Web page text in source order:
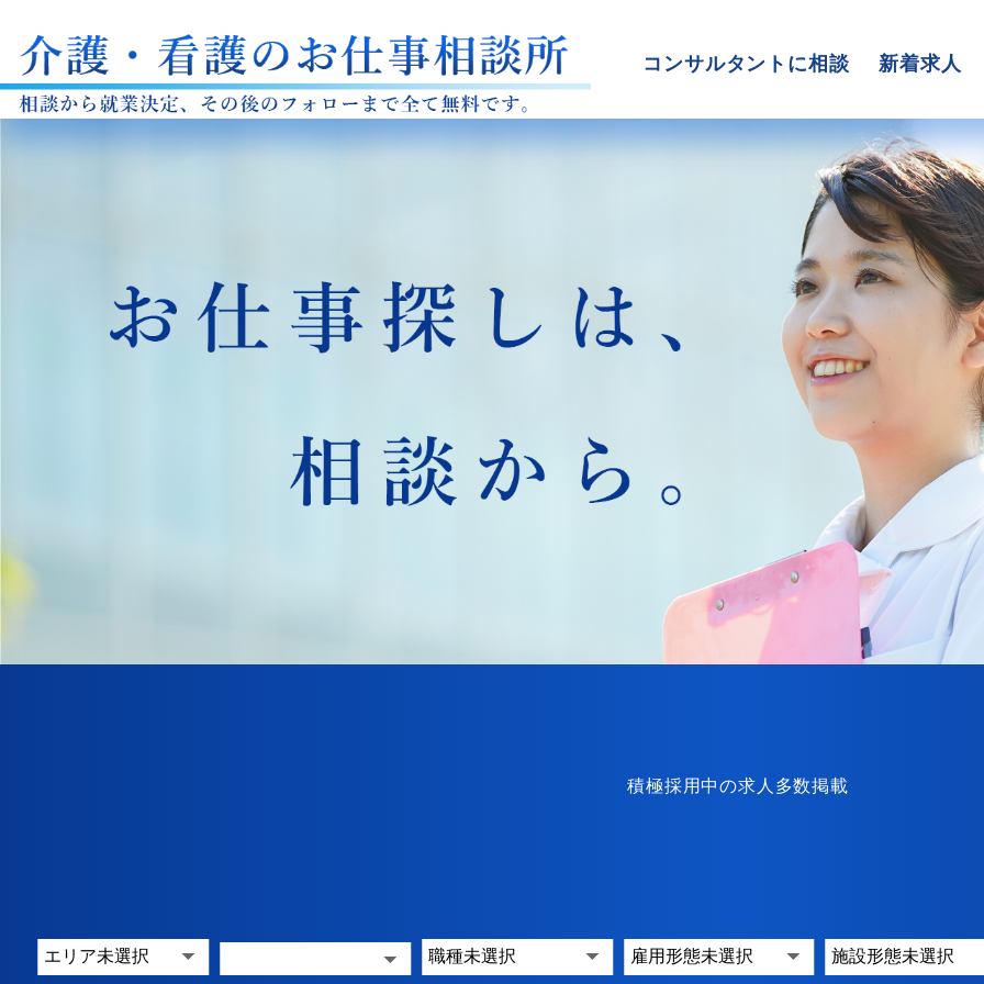
コンサルタントに相談 新着求人
積極採用中の求人多数掲載